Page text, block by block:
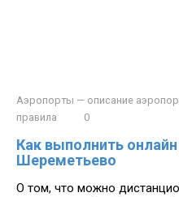
Аэропорты — описание
правила
0
Как выполнить
Шереметьево
О том, что можно